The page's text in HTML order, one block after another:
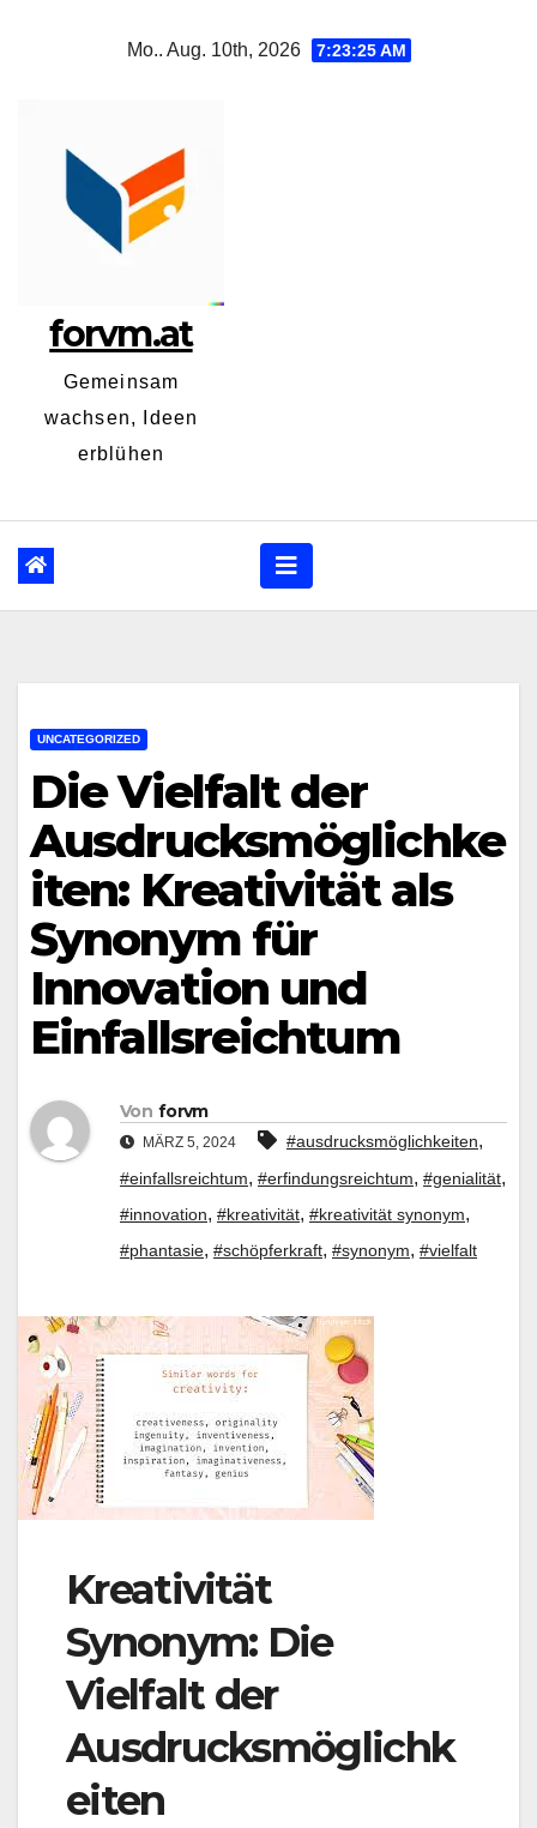
Mo.. Aug. 10th, 2026 7:23:26 AM
forvm.at
Gemeinsam
wachsen, Ideen
erblühen
UNCATEGORIZED
Die Vielfalt der
Ausdrucksmöglichke
iten: Kreativität als
Synonym für
Innovation und
Einfallsreichtum
Von forvm
MÄRZ 5, 2024 #ausdrucksmöglichkeiten,
#einfallsreichtum, #erfindungsreichtum, #genialität,
#innovation, #kreativität, #kreativität synonym,
#phantasie, #schöpferkraft, #synonym, #vielfalt
Kreativität
Synonym: Die
Vielfalt der
Ausdrucksmöglichk
eiten